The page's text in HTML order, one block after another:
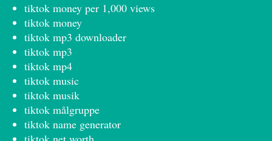
tiktok money per 1,000 views
tiktok money
tiktok mp3 downloader
tiktok mp3
tiktok mp4
tiktok music
tiktok musik
tiktok målgruppe
tiktok name generator